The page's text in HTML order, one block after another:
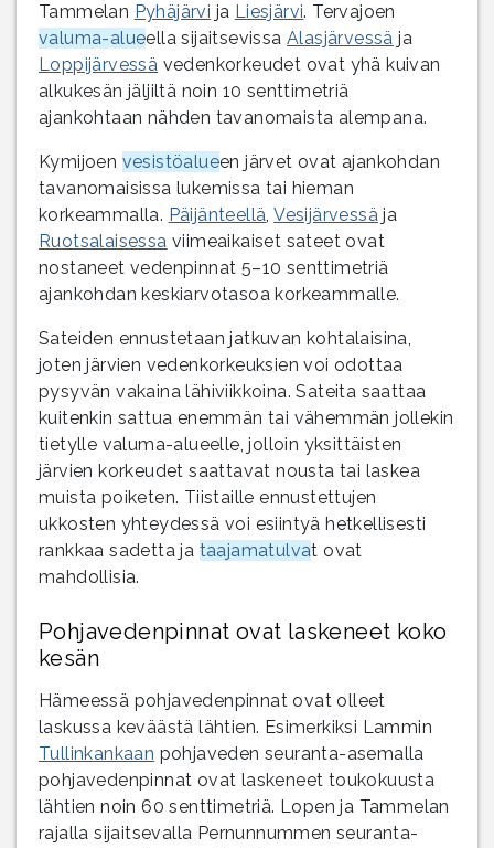
Tammelan Pyhäjärvi ja Liesjärvi. Tervajoen
valuma-alueella sijaitsevissaAlasjärvessä ja
Loppijärvessä vedenkorkeudet ovat yhä kuivan
alkukesän jäljiltä noin 10 senttimetriä
ajankohtaan nähden tavanomaista alempana.
Kymijoen vesistöalueen järvet ovat ajankohdan
tavanomaisissa lukemissa tai hieman
korkeammalla. Päijänteellä,Vesijärvessä ja
Ruotsalaisessa viimeaikaiset sateet ovat
nostaneet vedenpinnat 5–10 senttimetriä
ajankohdan keskiarvotasoa korkeammalle.
Sateiden ennustetaan jatkuvan kohtalaisina,
joten järvien vedenkorkeuksien voi odottaa
pysyvän vakaina lähiviikkoina. Sateita saattaa
kuitenkin sattua enemmän tai vähemmän jollekin
tietylle valuma-alueelle, jolloin yksittäisten
järvien korkeudet saattavat nousta tai laskea
muista poiketen. Tiistaille ennustettujen
ukkosten yhteydessä voi esiintyä hetkellisesti
rankkaa sadetta ja taajamatulvat ovat
mahdollisia.
Pohjavedenpinnat ovat laskeneet koko
kesän
Hämeessä pohjavedenpinnat ovat olleet
laskussa keväästä lähtien. Esimerkiksi Lammin
Tullinkankaan pohjaveden seuranta-asemalla
pohjavedenpinnat ovat laskeneet toukokuusta
lähtien noin 60 senttimetriä. Lopen ja Tammelan
rajalla sijaitsevalla Pernunnummen seuranta-